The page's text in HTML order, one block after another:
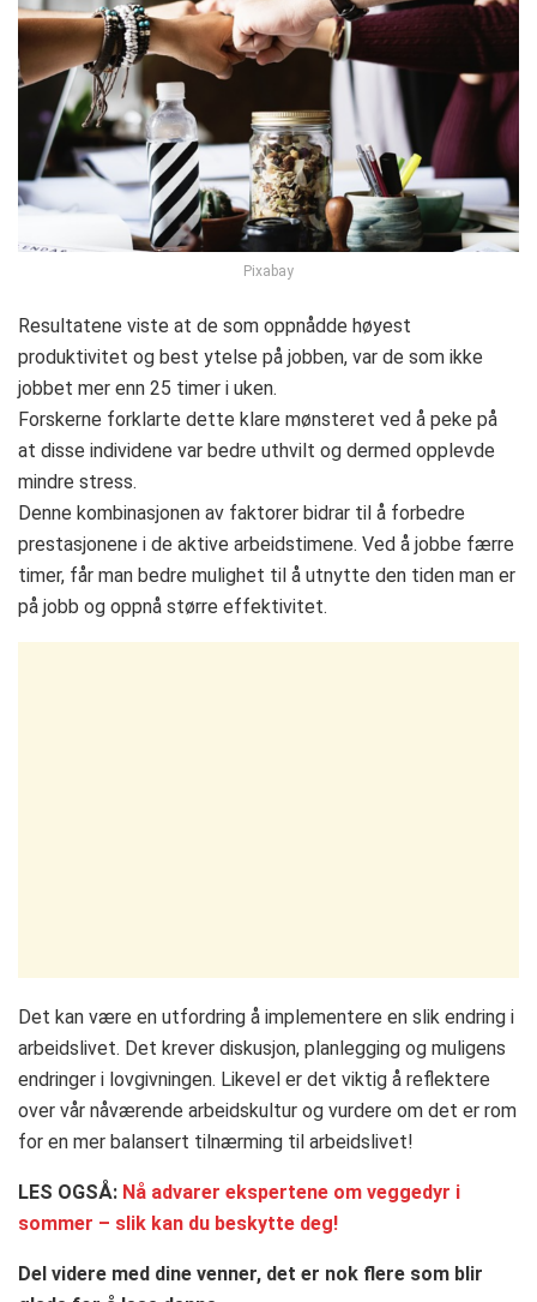
Pixabay
Resultatene viste at de som oppnådde høyest
produktivitet og best ytelse på jobben, var de som ikke
jobbet mer enn 25 timer i uken.
Forskerne forklarte dette klare mønsteret ved å peke på
at disse individene var bedre uthvilt og dermed opplevde
mindre stress.
Denne kombinasjonen av faktorer bidrar til å forbedre
prestasjonene i de aktive arbeidstimene. Ved å jobbe færre
timer, får man bedre mulighet til å utnytte den tiden man er
på jobb og oppnå større effektivitet.
Det kan være en utfordring å implementere en slik endring i
arbeidslivet. Det krever diskusjon, planlegging og muligens
endringer i lovgivningen. Likevel er det viktig å reflektere
over vår nåværende arbeidskultur og vurdere om det er rom
for en mer balansert tilnærming til arbeidslivet!
LES OGSÅ: Nå advarer ekspertene om veggedyr i
sommer – slik kan du beskytte deg!
Del videre med dine venner, det er nok flere som blir